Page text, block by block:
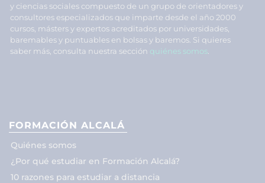
y ciencias sociales compuesto de un grupo de orientadores y
consultores especializados que imparte desde el año 2000
cursos, másters y expertos acreditados por universidades,
baremables y puntuables en bolsas y baremos. Si quieres
saber más, consulta nuestra sección quiénes somos
FORMACIÓN ALCALÁ
Quiénes somos
¿Por qué estudiar en Formación Alcalá?
10 razones para estudiar a distancia